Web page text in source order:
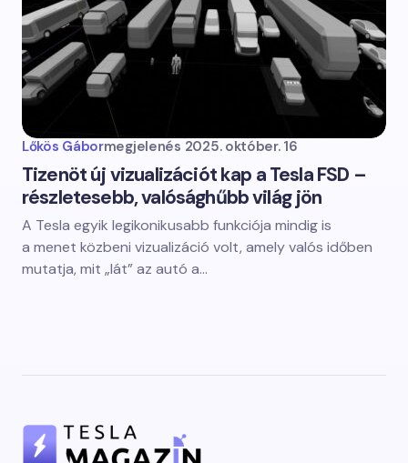
Lőkös Gábormegjelenés 2025. október. 16
Tizenöt új vizualizációt kap a Tesla FSD –
részletesebb, valósághűbb világ jön
A Tesla egyik legikonikusabb funkciója mindig is
a menet közbeni vizualizáció volt, amely valós időben
mutatja, mit „lát” az autó a…